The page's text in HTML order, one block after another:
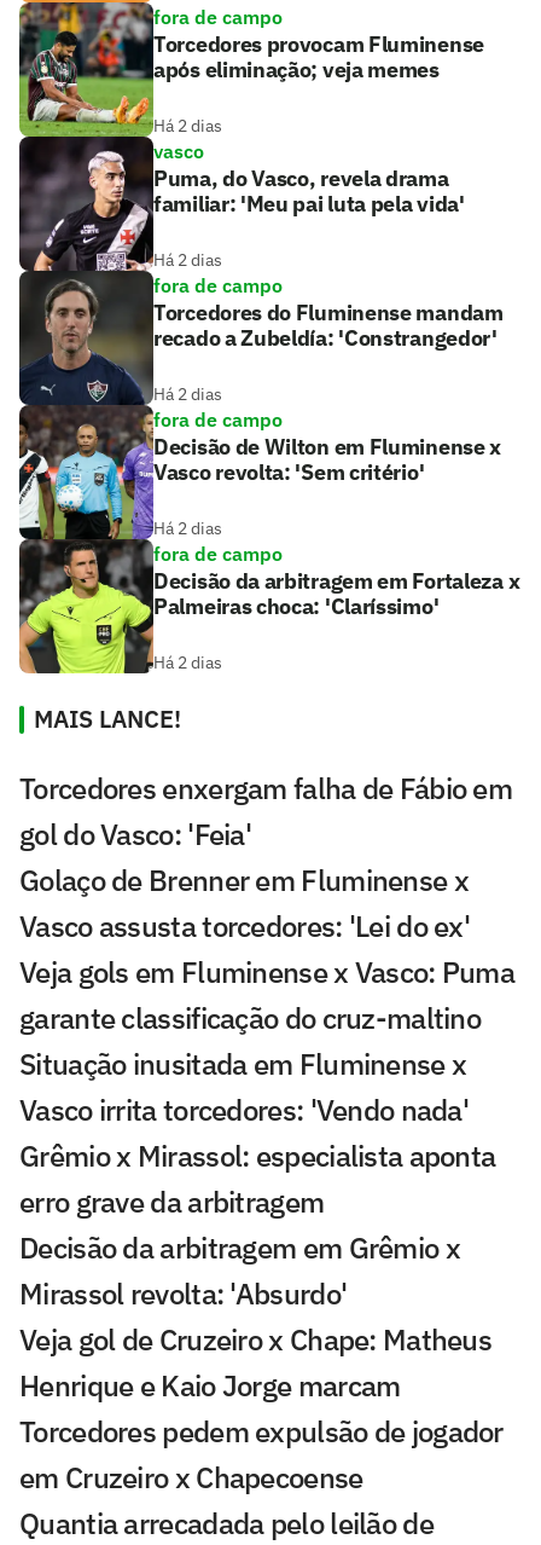
fora de campo
Torcedores provocam Fluminense
após eliminação; veja memes
Há 2 dias
vasco
Puma, do Vasco, revela drama
familiar: 'Meu pai luta pela vida'
Há 2 dias
fora de campo
Torcedores do Fluminense mandam
recado a Zubeldía: 'Constrangedor'
Há 2 dias
fora de campo
Decisão de Wilton em Fluminense x
Vasco revolta: 'Sem critério'
Há 2 dias
fora de campo
Decisão da arbitragem em Fortaleza x
Palmeiras choca: 'Claríssimo'
Há 2 dias
MAIS LANCE!
Torcedores enxergam falha de Fábio em
gol do Vasco: 'Feia'
Golaço de Brenner em Fluminense x
Vasco assusta torcedores: 'Lei do ex'
Veja gols em Fluminense x Vasco: Puma
garante classificação do cruz-maltino
Situação inusitada em Fluminense x
Vasco irrita torcedores: 'Vendo nada'
Grêmio x Mirassol: especialista aponta
erro grave da arbitragem
Decisão da arbitragem em Grêmio x
Mirassol revolta: 'Absurdo'
Veja gol de Cruzeiro x Chape: Matheus
Henrique e Kaio Jorge marcam
Torcedores pedem expulsão de jogador
em Cruzeiro x Chapecoense
Quantia arrecadada pelo leilão de